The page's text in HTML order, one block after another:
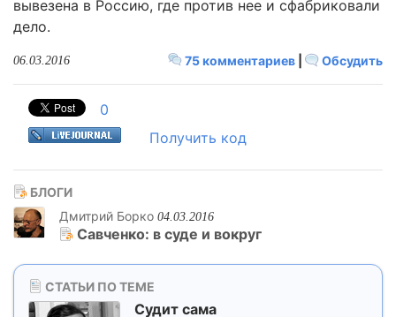
вывезена в Россию, где против нее и сфабриковали
дело.
75 комментариев Обсудить
06.03.2016
0
Получить код
БЛОГИ
Дмитрий Борко 04.03.2016
Савченко: в суде и вокруг
СТАТЬИ ПО ТЕМЕ
Судит сама